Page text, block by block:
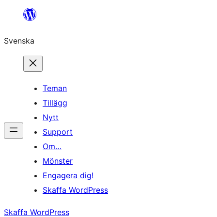
Hoppa
innehåll
Svenska
Teman
Tillägg
Nytt
Support
Om…
Mönster
Engagera dig!
Skaffa WordPress
Skaffa WordPress